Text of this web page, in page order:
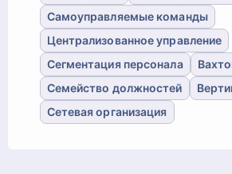
Самоуправляемые команды
Централизованное управление
Сегментация персонала
Семейство должностей
Сетевая организация